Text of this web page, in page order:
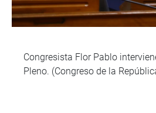
Congresista Flor Pablo
Pleno. (Congreso de la